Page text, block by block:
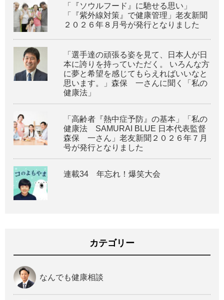
「『ソウルフード』に馳せる思い」
「『紫外線対策』で健康管理」老友新聞
２０２６年８月号が発行となりました
「選手達の頑張る姿を見て、日本人が日
本に誇りを持っていただく。 いろんな方
に夢と希望を感じてもらえればいいなと
思います。」森保 一さんに聞く「私の
健康法」
「高齢者『熱中症予防』の基本」「私の
健康法 SAMURAI BLUE 日本代表監督
森保 一さん」老友新聞２０２６年７月
号が発行となりました
連載34 年忘れ！爆笑大会
カテゴリー
なんでも健康相談